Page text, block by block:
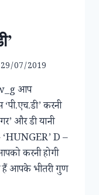
29/07/2019
आप
करनी
और डी यानी
‘HUNGER’ D –
करनी होगी
हैं आपके भीतरी गुण